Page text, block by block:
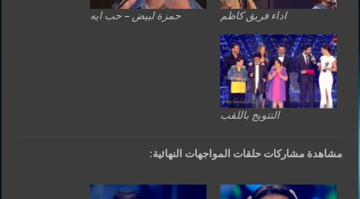
اداء فريق كاظم حمزة لبيض – حب ايه
التتويج باللقب
مشاهدة مشاركات حلقات المواجهات النهائية: